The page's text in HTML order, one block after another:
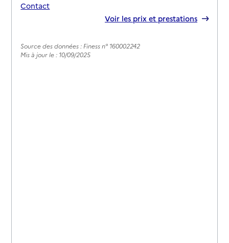
Contact
Voir les prix et prestations
Source des données : Finess n° 160002242
Mis à jour le : 10/09/2025